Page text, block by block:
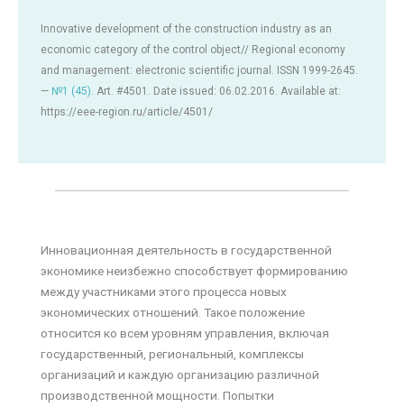
Innovative development of the construction industry as an
economic category of the control object// Regional economy
and management: electronic scientific journal. ISSN 1999-2645.
— №1 (45). Art. #4501. Date issued: 06.02.2016. Available at:
https://eee-region.ru/article/4501/
Инновационная деятельность в государственной
экономике неизбежно способствует формированию
между участниками этого процесса новых
экономических отношений. Такое положение
относится ко всем уровням управления, включая
государственный, региональный, комплексы
организаций и каждую организацию различной
производственной мощности. Попытки